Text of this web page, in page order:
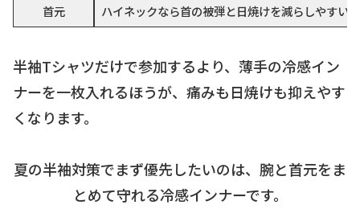
首元
ハイネックなら首の被弾と日焼けを減らしやすい
半袖Tシャツだけで参加するより、薄手の冷感イン
ナーを一枚入れるほうが、痛みも日焼けも抑えやす
くなります。
夏の半袖対策でまず優先したいのは、腕と首元をま
とめて守れる冷感インナーです。